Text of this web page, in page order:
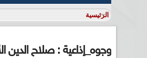
وجوه_إذاعية : صلاح الدين